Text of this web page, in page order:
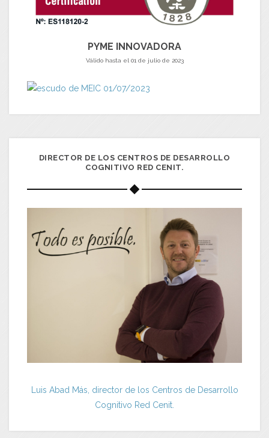
PYME INNOVADORA
Válido hasta el 01 de julio de 2023
DIRECTOR DE LOS CENTROS DE DESARROLLO
COGNITIVO RED CENIT.
Luis Abad Más, director de los Centros de Desarrollo
Cognitivo Red Cenit.